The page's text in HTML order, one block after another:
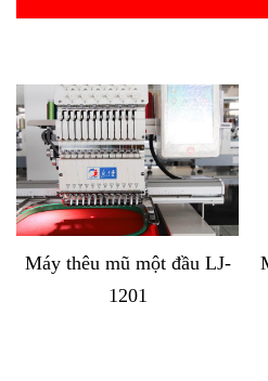
một đầu LJ-
Máy thêu nắp